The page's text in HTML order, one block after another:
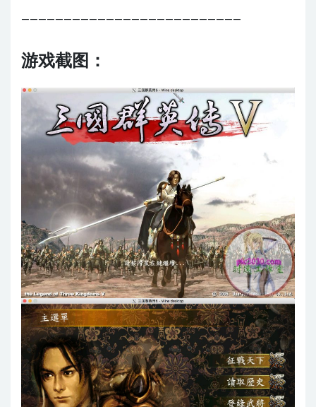
——————————————————————————
游戏截图：